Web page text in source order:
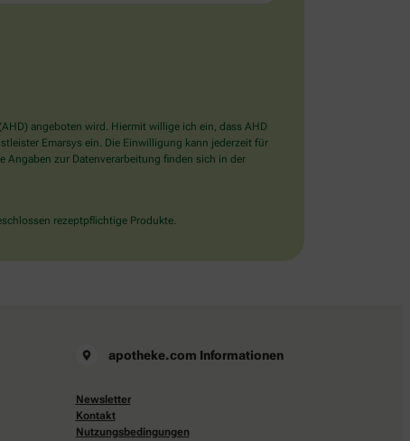
angeboten wird. Hiermit willige ich ein, dass AHD
Emarsys ein. Die Einwilligung kann jederzeit für
Angaben zur Datenverarbeitung finden sich in der
rezeptpflichtige Produkte.
apotheke.com Informationen
Newsletter
Kontakt
Nutzungsbedingungen